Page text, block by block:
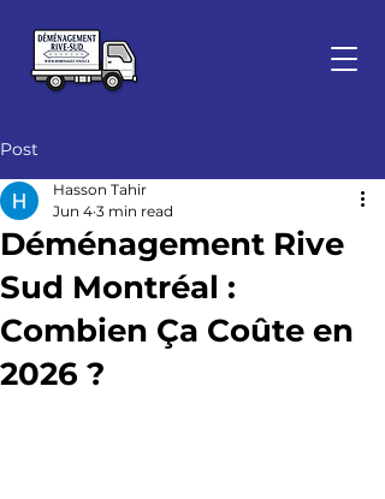
Post
Déménagement Rive
Sud Montréal :
Combien Ça Coûte en
2026 ?
Hasson Tahir
Jun 4 3 min read